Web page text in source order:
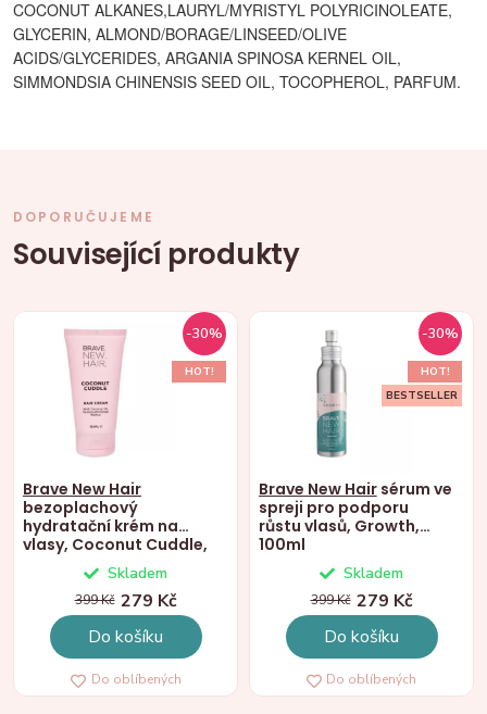
COCONUT ALKANES,LAURYL/MYRISTYL POLYRICINOLEATE,
GLYCERIN, ALMOND/BORAGE/LINSEED/OLIVE
ACIDS/GLYCERIDES, ARGANIA SPINOSA KERNEL OIL,
SIMMONDSIA CHINENSIS SEED OIL, TOCOPHEROL, PARFUM.
DOPORUČUJEME
Související produkty
-30%
HOT!
Brave New Hair
bezoplachový
hydratační krém na
vlasy, Coconut Cuddle,
Skladem
399 Kč 279 Kč
Do košíku
Do oblíbených
-30%
HOT!
BESTSELLER
Brave New Hair sérum ve
spreji pro podporu
růstu vlasů, Growth,
100ml
Skladem
399 Kč 279 Kč
Do košíku
Do oblíbených